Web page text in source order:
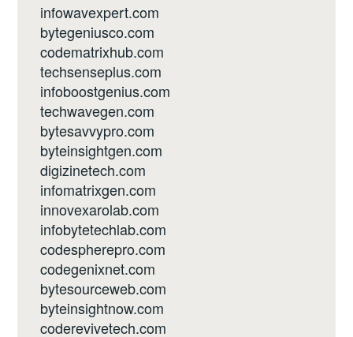
infowavexpert.com
bytegeniusco.com
codematrixhub.com
techsenseplus.com
infoboostgenius.com
techwavegen.com
bytesavvypro.com
byteinsightgen.com
digizinetech.com
infomatrixgen.com
innovexarolab.com
infobytetechlab.com
codespherepro.com
codegenixnet.com
bytesourceweb.com
byteinsightnow.com
coderevivetech.com